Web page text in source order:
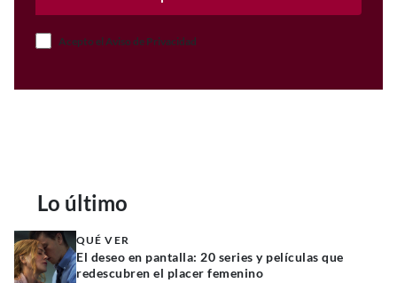
Acepto el Aviso de Privacidad
Lo último
QUÉ VER
El deseo en pantalla: 20 series y películas que
redescubren el placer femenino